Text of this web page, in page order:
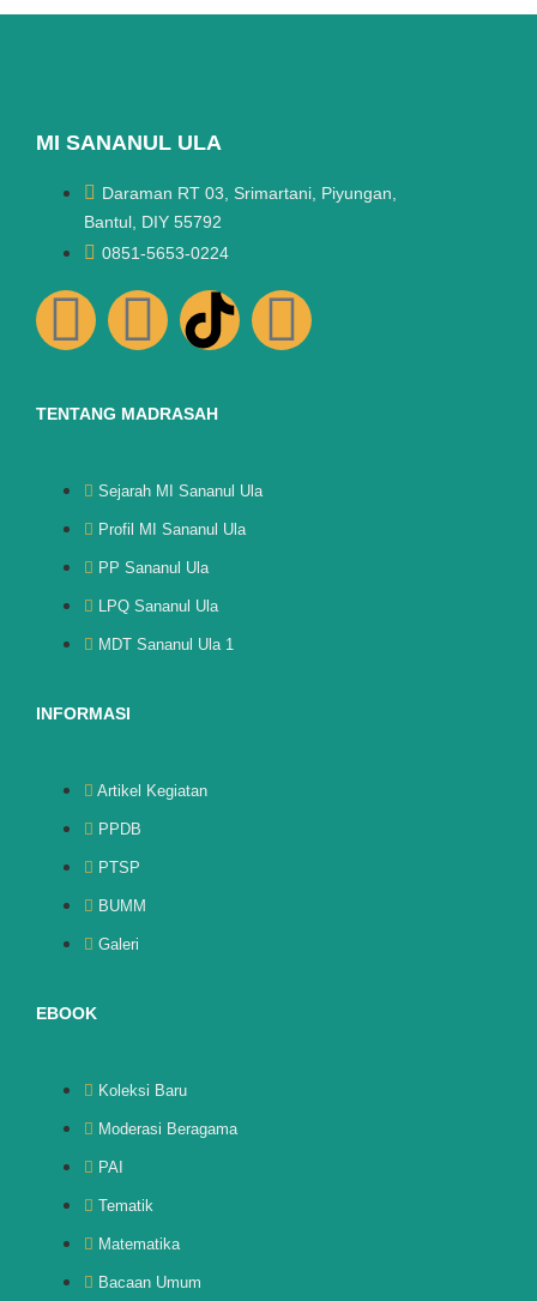
MI SANANUL ULA
Daraman RT 03, Srimartani, Piyungan,
Bantul, DIY 55792
0851-5653-0224
TENTANG MADRASAH
Sejarah MI Sananul Ula
Profil MI Sananul Ula
PP Sananul Ula
LPQ Sananul Ula
MDT Sananul Ula 1
INFORMASI
Artikel Kegiatan
PPDB
PTSP
BUMM
Galeri
EBOOK
Koleksi Baru
Moderasi Beragama
PAI
Tematik
Matematika
Bacaan Umum